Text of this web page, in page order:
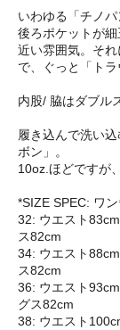
いわゆる「チノパ
後ろポケットが
近い雰囲気。そ
で、ぐっと「トラ
内股/ 脇はダブル
履き込んで洗い
ボン」。
10oz.ほどですが
*SIZE SPEC: ワ
32: ウエスト
ス82cm
34: ウエスト
ス82cm
36: ウエスト
グス82cm
38: ウエスト